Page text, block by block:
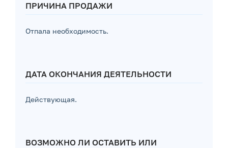
ПРИЧИНА ПРОДАЖИ
Отпала необходимость.
ДАТА ОКОНЧАНИЯ ДЕЯТЕЛЬНОСТИ
Действующая.
ВОЗМОЖНО ЛИ ОСТАВИТЬ ИЛИ